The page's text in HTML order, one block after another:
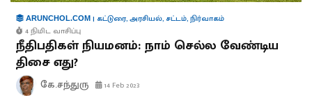
ARUNCHOL.COM | கட்டுரை,அரசியல், சட்டம்,நிர்வாகம்
4 நிமிட வாசிப்பு
நீதிபதிகள் நியமனம்: நாம் செல்ல வேண்டிய
திசை எது?
கே.சந்துரு 14 Feb 2023